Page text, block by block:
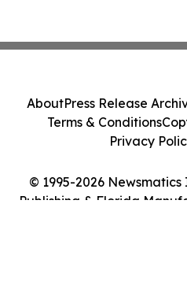
© 1995-2026
Publishing & Florida
AboutPress Release
Terms & Conditions
Privacy